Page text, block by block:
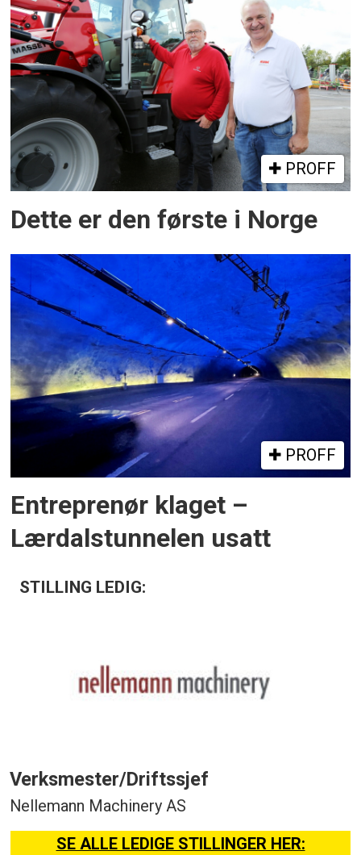
PROFF
Dette er den første i Norge
PROFF
Entreprenør klaget –
Lærdalstunnelen usatt
STILLING LEDIG:
Verksmester/Driftssjef
Nellemann Machinery AS
SE ALLE LEDIGE STILLINGER HER: